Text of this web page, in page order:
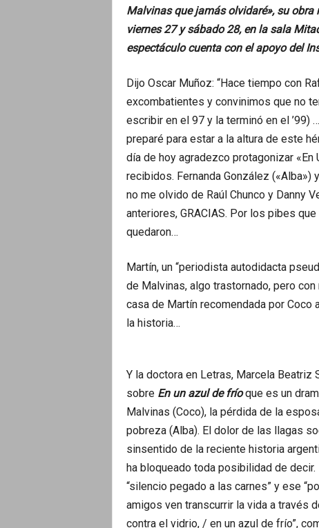
Malvinas que jamás olvidaré», su
viernes 27 y sábado 28, en la sala
espectáculo cuenta con el apoyo del
Dijo Oscar Muñoz: “Hace tiempo con
excombatientes y convinimos que no
escribir en el 97 y la terminó en el ’99)
preparé para estar a la altura de este
día de hoy agradezco protagonizar
recibidos. Fernanda González
no me olvido de Raúl Chunco y Danny
anteriores, GRACIAS. Por los pibes
quedaron…
Martín, un “periodista autodidacta
de Malvinas, algo trastornado, pero
casa de Martín recomendada por Coco
la historia…
Y la doctora en Letras, Marcela Beatriz
sobre En un azul de frío que es un
Malvinas (Coco), la pérdida de la
pobreza (Alba). El dolor de las llagas
sinsentido de la reciente historia
ha bloqueado toda posibilidad de
“silencio pegado a las carnes” y ese
amigos ven transcurrir la vida a través
contra el vidrio, / en un azul de frío”,